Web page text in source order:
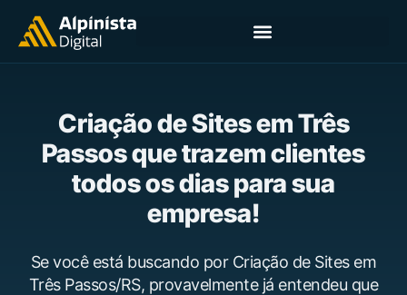
Criação de Sites em Três
Passos que trazem clientes
todos os dias para sua
empresa!
Se você está buscando por Criação de Sites em
Três Passos/RS, provavelmente já entendeu que